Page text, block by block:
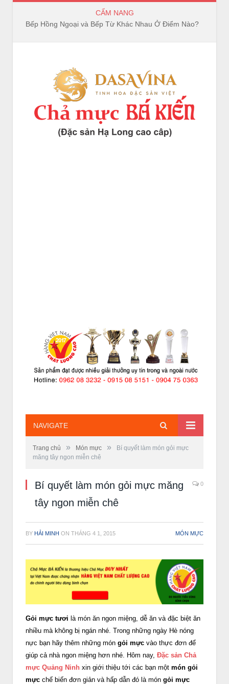
CẨM NANG
Bếp Hồng Ngoại và Bếp Từ Khác Nhau Ở Điểm Nào?
NAVIGATE
Trang chủ » Món mực »
Bí quyết làm món gỏi mực
măng tây ngon miễn chê
Bí quyết làm món gỏi mực măng
tây ngon miễn chê
0
BY HẢI MINH ON THÁNG 4 1, 2015 MÓN MỰC
Gỏi mực tươi là món ăn ngon miệng, dễ ăn và đặc biệt ăn
nhiều mà không bị ngán nhé. Trong những ngày Hè nóng
nực bạn hãy thêm những món gỏi mực vào thực đơn để
giúp cả nhà ngon miệng hơn nhé. Hôm nay, Đặc sản Chả
mực Quảng Ninh xin giới thiệu tới các bạn một món gỏi
mực chế biến đơn giản và hấp dẫn đó là món gỏi mực